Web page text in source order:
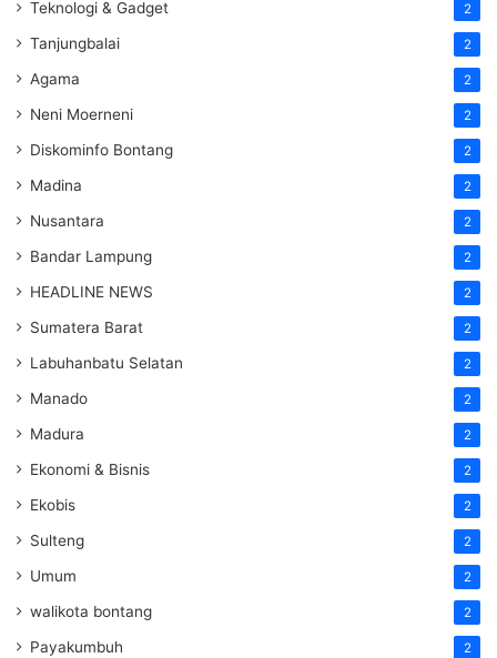
Teknologi & Gadget 2
Tanjungbalai 2
Agama 2
Neni Moerneni 2
Diskominfo Bontang 2
Madina 2
Nusantara 2
Bandar Lampung 2
HEADLINE NEWS 2
Sumatera Barat 2
Labuhanbatu Selatan 2
Manado 2
Madura 2
Ekonomi & Bisnis 2
Ekobis 2
Sulteng 2
Umum 2
walikota bontang 2
Payakumbuh 2